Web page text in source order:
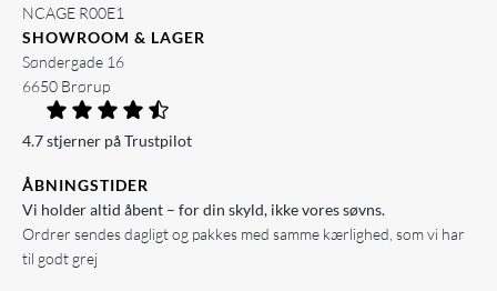
NCAGE R00E1
SHOWROOM & LAGER
Søndergade 16
6650 Brørup
4.7 stjerner på Trustpilot
ÅBNINGSTIDER
Vi holder altid åbent – for din skyld, ikke vores søvns.
Ordrer sendes dagligt og pakkes med samme kærlighed, som vi har
til godt grej